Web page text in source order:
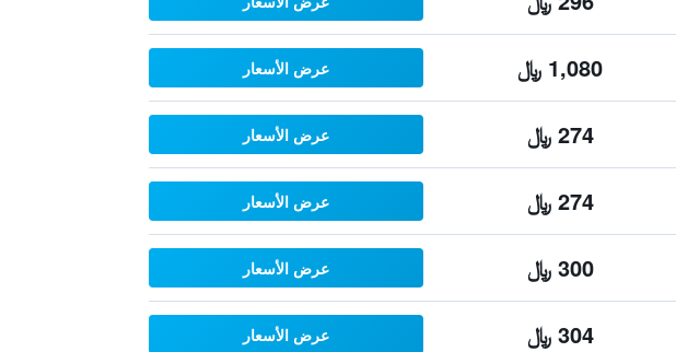
1,080 ﷼ عرض الأسعار
274 ﷼ عرض الأسعار
274 ﷼ عرض الأسعار
300 ﷼ عرض الأسعار
304 ﷼ عرض الأسعار